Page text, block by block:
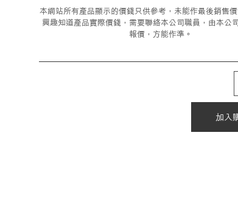
本網站所有產品顯示的價錢只供參考，未能作最後銷售
興趣知道產品實際價錢，需要聯絡本公司職員，由本公
報價，方能作準。
加入